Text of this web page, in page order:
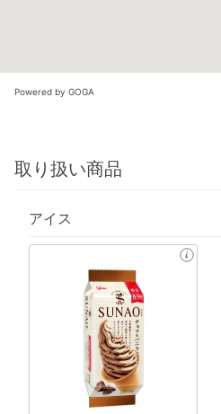
Powered by GOGA
取り扱い商品
アイス